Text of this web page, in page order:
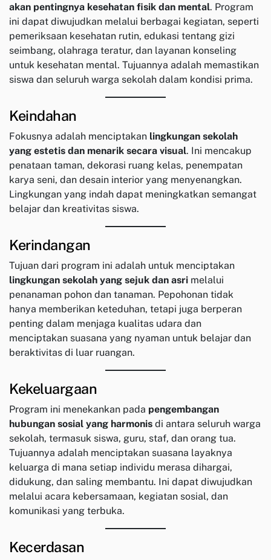
akan pentingnya kesehatan fisik dan mental. Program
ini dapat diwujudkan melalui berbagai kegiatan, seperti
pemeriksaan kesehatan rutin, edukasi tentang gizi
seimbang, olahraga teratur, dan layanan konseling
untuk kesehatan mental. Tujuannya adalah memastikan
siswa dan seluruh warga sekolah dalam kondisi prima.
Keindahan
Fokusnya adalah menciptakan lingkungan sekolah
yang estetis dan menarik secara visual. Ini mencakup
penataan taman, dekorasi ruang kelas, penempatan
karya seni, dan desain interior yang menyenangkan.
Lingkungan yang indah dapat meningkatkan semangat
belajar dan kreativitas siswa.
Kerindangan
Tujuan dari program ini adalah untuk menciptakan
lingkungan sekolah yang sejuk dan asri melalui
penanaman pohon dan tanaman. Pepohonan tidak
hanya memberikan keteduhan, tetapi juga berperan
penting dalam menjaga kualitas udara dan
menciptakan suasana yang nyaman untuk belajar dan
beraktivitas di luar ruangan.
Kekeluargaan
Program ini menekankan pada pengembangan
hubungan sosial yang harmonis di antara seluruh warga
sekolah, termasuk siswa, guru, staf, dan orang tua.
Tujuannya adalah menciptakan suasana layaknya
keluarga di mana setiap individu merasa dihargai,
didukung, dan saling membantu. Ini dapat diwujudkan
melalui acara kebersamaan, kegiatan sosial, dan
komunikasi yang terbuka.
Kecerdasan